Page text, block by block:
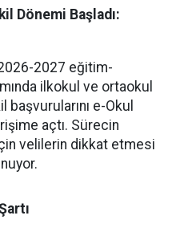
Dönemi Başladı:
2027 eğitim-
ilkokul ve ortaokul
e-Okul
açtı. Sürecin
velilerin dikkat etmesi